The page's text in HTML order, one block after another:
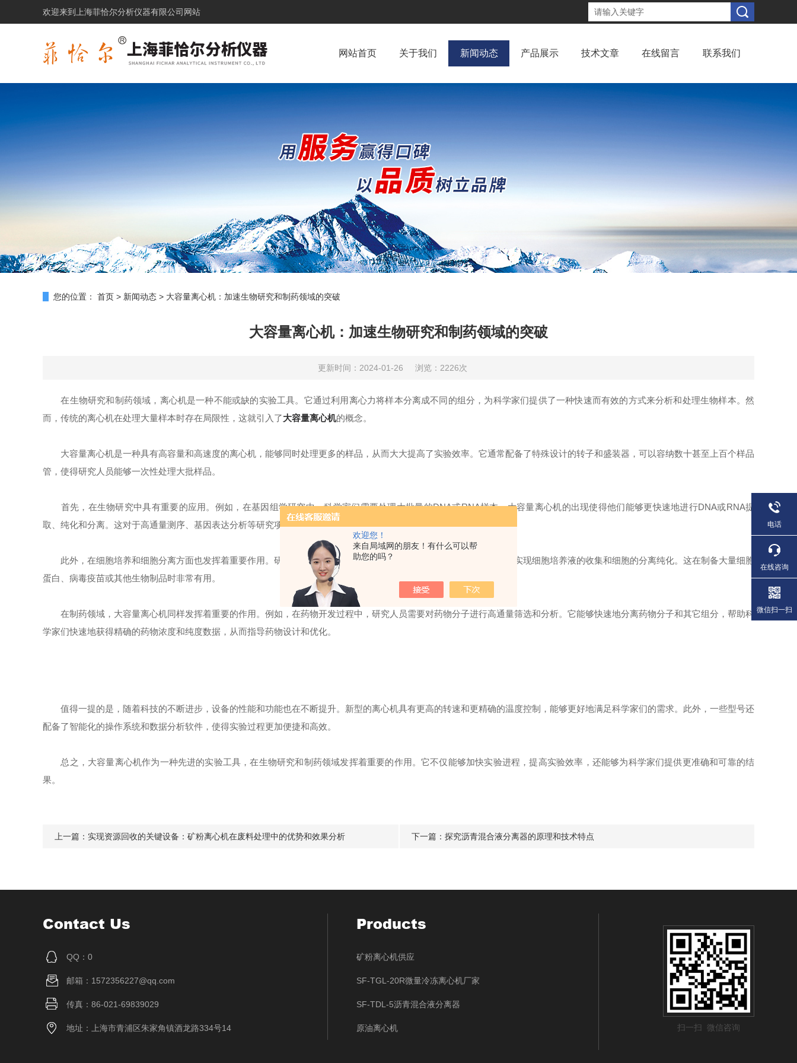
欢迎您！
来自局域网的朋友！有什么可以帮
助您的吗？
欢迎来到上海菲恰尔分析仪器有限公司网站
网站首页 关于我们 新闻动态 产品展示 技术文章 在线留言 联系我们
您的位置： 首页 > 新闻动态 > 大容量离心机：加速生物研究和制药领域的突破
大容量离心机：加速生物研究和制药领域的突破
更新时间：2024-01-26 浏览：2226次
在生物研究和制药领域，离心机是一种不能或缺的实验工具。它通过利用离心力将样本分离成不同的组分，为科学家们提供了一种快速而有效的方式来分析和处理生物样本。然
而，传统的离心机在处理大量样本时存在局限性，这就引入了大容量离心机的概念。
大容量离心机是一种具有高容量和高速度的离心机，能够同时处理更多的样品，从而大大提高了实验效率。它通常配备了特殊设计的转子和盛装器，可以容纳数十甚至上百个样品
管，使得研究人员能够一次性处理大批样品。
首先，在生物研究中具有重要的应用。例如，在基因组学研究中，科学家们需要处理大批量的DNA或RNA样本。大容量离心机的出现使得他们能够更快速地进行DNA或RNA提
取、纯化和分离。这对于高通量测序、基因表达分析等研究项目至关重要。
此外，在细胞培养和细胞分离方面也发挥着重要作用。研究人员可以利用它将细胞悬液分离成上清液和沉淀物，从而实现细胞培养液的收集和细胞的分离纯化。这在制备大量细胞
蛋白、病毒疫苗或其他生物制品时非常有用。
在制药领域，大容量离心机同样发挥着重要的作用。例如，在药物开发过程中，研究人员需要对药物分子进行高通量筛选和分析。它能够快速地分离药物分子和其它组分，帮助科
学家们快速地获得精确的药物浓度和纯度数据，从而指导药物设计和优化。
值得一提的是，随着科技的不断进步，设备的性能和功能也在不断提升。新型的离心机具有更高的转速和更精确的温度控制，能够更好地满足科学家们的需求。此外，一些型号还
配备了智能化的操作系统和数据分析软件，使得实验过程更加便捷和高效。
总之，大容量离心机作为一种先进的实验工具，在生物研究和制药领域发挥着重要的作用。它不仅能够加快实验进程，提高实验效率，还能够为科学家们提供更准确和可靠的结
果。
上一篇： 实现资源回收的关键设备：矿粉离心机在废料处理中的优势和效果分析 下一篇： 探究沥青混合液分离器的原理和技术特点
Contact Us
QQ：0
邮箱：1572356227@qq.com
传真：86-021-69839029
地址：上海市青浦区朱家角镇酒龙路334号14
Products
矿粉离心机供应
SF-TGL-20R微量冷冻离心机厂家
SF-TDL-5沥青混合液分离器
原油离心机 扫一扫 微信咨询
电话
在线咨询
微信扫一扫